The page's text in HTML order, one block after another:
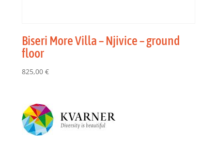
Biseri More Villa – Njivice – ground
floor
825,00 €